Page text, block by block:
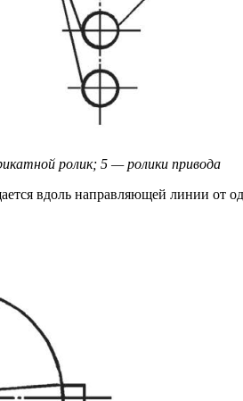
ролик; 5 — ролики привода
вдоль направляющей линии от